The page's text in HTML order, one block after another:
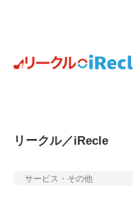
リークル／iRecle
サービス・その他